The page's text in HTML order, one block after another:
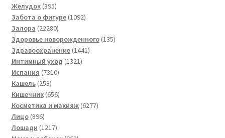
Желудок 395395
товаров
Забота о фигуре 10921092
Залора 2228022280
товаров
Здоровье новорожденного 135135
Здравоохранение 14411441
Интимный уход 13211321
Испания 73107310
Кашель 253253
товара
Кишечник 656656
товаров
Косметика и макияж 62776277
Лицо 896896
товаров
Лошади 12171217